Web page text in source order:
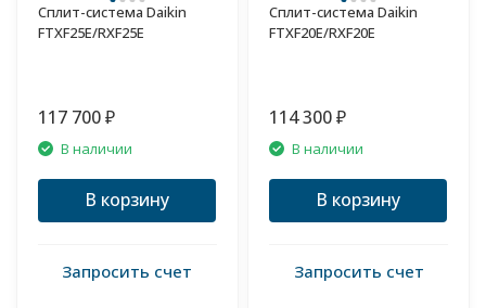
Cплит-система Daikin
FTXF25E/RXF25E
117 700 ₽
В наличии
В корзину
Запросить счет
Сплит-система Daikin
FTXF20E/RXF20E
114 300 ₽
В наличии
В корзину
Запросить счет